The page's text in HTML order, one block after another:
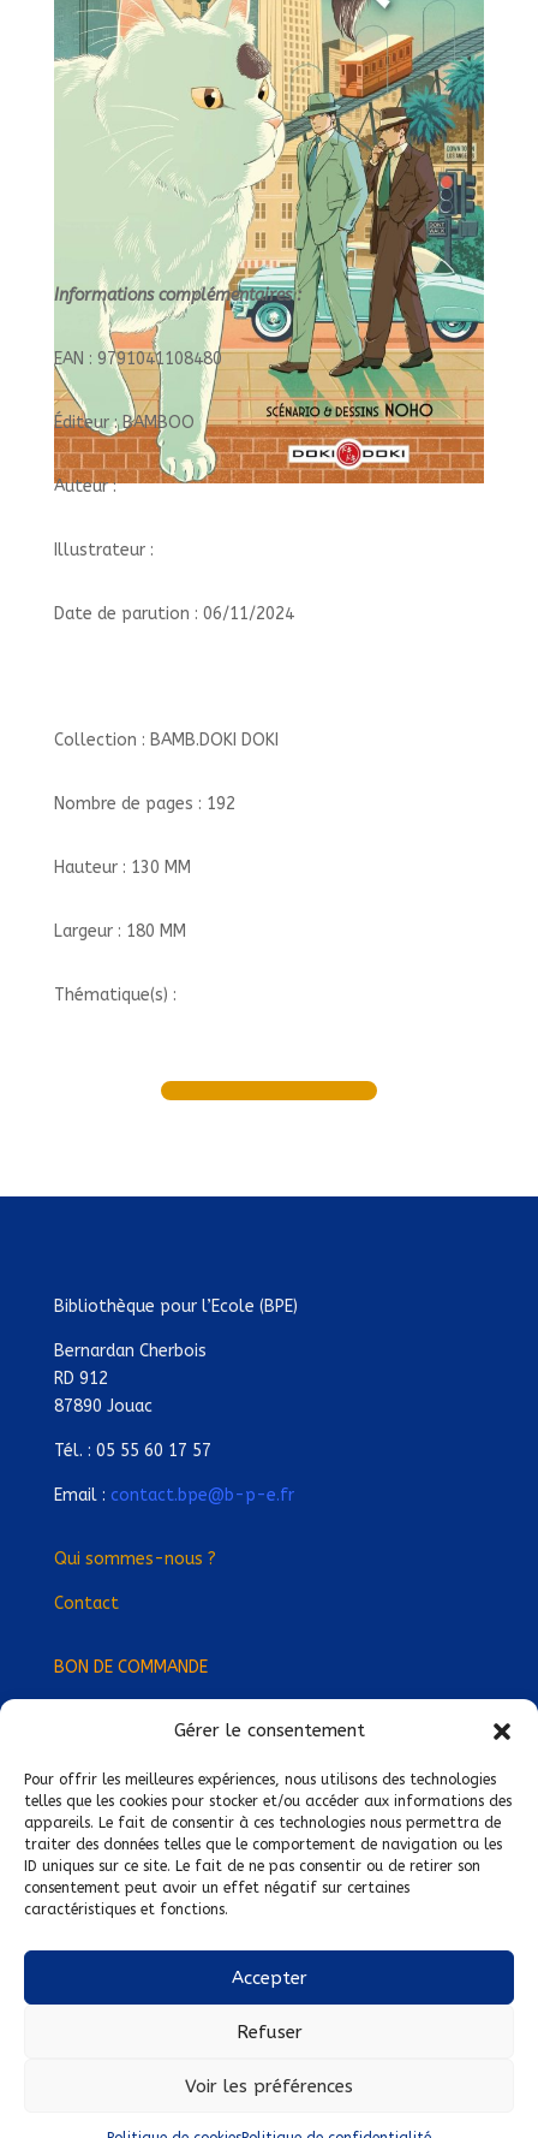
Gérer le consentement
Pour offrir les meilleures expériences, nous utilisons des technologies
telles que les cookies pour stocker et/ou accéder aux informations des
appareils. Le fait de consentir à ces technologies nous permettra de
traiter des données telles que le comportement de navigation ou les
ID uniques sur ce site. Le fait de ne pas consentir ou de retirer son
consentement peut avoir un effet négatif sur certaines
caractéristiques et fonctions.
Accepter
Refuser
Voir les préférences
L'ENQUETE
Informations complémentaires :
EAN : 9791041108480
Éditeur : BAMBOO
Auteur :
Illustrateur :
Date de parution : 06/11/2024
Collection : BAMB.DOKI DOKI
Nombre de pages : 192
Hauteur : 130 MM
Largeur : 180 MM
Thématique(s) :
Bibliothèque pour l’Ecole (BPE)
Bernardan Cherbois
RD 912
87890 Jouac
Tél. : 05 55 60 17 57
Email : contact.bpe@b-p-e.fr
Qui sommes-nous ?
Contact
BON DE COMMANDE
Devenez Délégué·e Régional·e !
Trouvez-nous près de chez vous !
Mentions légales
Conditions générales de vente
Politique de confidentialité